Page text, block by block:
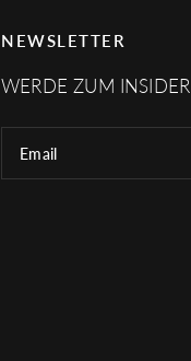
NEWSLETTER
WERDE ZUM INSIDER
Email